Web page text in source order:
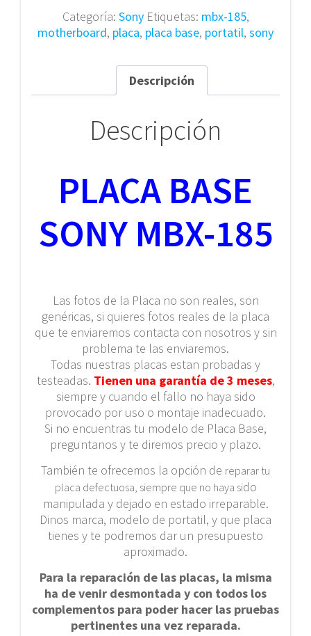
cantidadCategoría: Sony Etiquetas: mbx-185,
motherboard, placa, placa base, portatil, sony
Descripción
Descripción
PLACA BASE
SONY MBX-185
Las fotos de la Placa no son reales, son
genéricas, si quieres fotos reales de la placa
que te enviaremos contacta con nosotros y sin
problema te las enviaremos.
Todas nuestras placas estan probadas y
testeadas. Tienen una garantía de 3 meses,
siempre y cuando el fallo no haya sido
provocado por uso o montaje inadecuado.
Si no encuentras tu modelo de Placa Base,
preguntanos y te diremos precio y plazo.
También te ofrecemos la opción de reparar tu
placa defectuosa, siempre que no haya sido
manipulada y dejado en estado irreparable.
Dinos marca, modelo de portatil, y que placa
tienes y te podremos dar un presupuesto
aproximado.
Para la reparación de las placas, la misma
ha de venir desmontada y con todos los
complementos para poder hacer las pruebas
pertinentes una vez reparada.